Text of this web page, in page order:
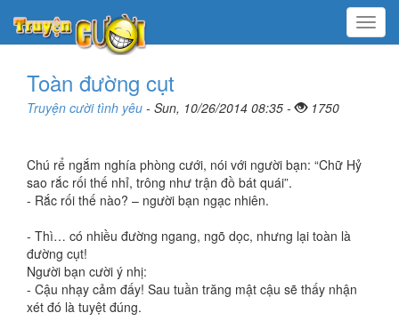
Menu
Toàn đường cụt
Truyện cười tình yêu - Sun, 10/26/2014 08:35 - 1750
Chú rể ngắm nghía phòng cưới, nói với người bạn: “Chữ Hỷ
sao rắc rối thế nhỉ, trông như trận đồ bát quái”.
- Rắc rối thế nào? – người bạn ngạc nhiên.
- Thì… có nhiều đường ngang, ngõ dọc, nhưng lại toàn là
đường cụt!
Người bạn cười ý nhị:
- Cậu nhạy cảm đấy! Sau tuần trăng mật cậu sẽ thấy nhận
xét đó là tuyệt đúng.